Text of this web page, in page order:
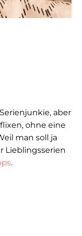
aber
ohne eine
man soll ja
Lieblingsserien
.